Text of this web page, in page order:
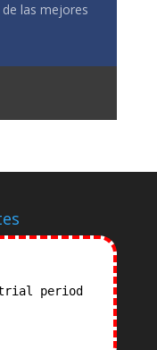
las mejores
period